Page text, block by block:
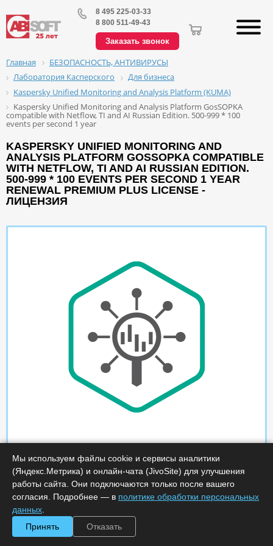
8 495 225-03-33
8 800 511-49-43
Заказать звонок
Главная
БЕЗОПАСНОСТЬ, АНТИВИРУСЫ
Лаборатория Касперского
Для бизнеса
Kaspersky Unified Monitoring and Analysis Platform (KUMA)
Kaspersky Unified Monitoring and Analysis Platform GosSOPKA
compatible with Netflow, TI and AI Russian Edition. 500-999 * 100
events per second 1 year
KASPERSKY UNIFIED MONITORING AND
ANALYSIS PLATFORM GOSSOPKA COMPATIBLE
WITH NETFLOW, TI AND AI RUSSIAN EDITION.
500-999 * 100 EVENTS PER SECOND 1 YEAR
RENEWAL PREMIUM PLUS LICENSE -
ЛИЦЕНЗИЯ
Мы используем файлы cookie и сервисы аналитики
(Яндекс.Метрика) и онлайн-чата (JivoSite) для улучшения
работы сайта. Они подключаются только после вашего
согласия. Подробнее — в политике обработки персональных
данных
Принять
Отказать